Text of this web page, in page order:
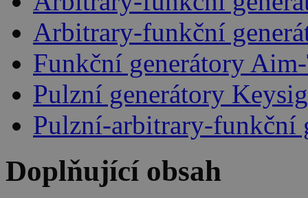
Arbitrary-funkční
Funkční generátory
Pulzní generátory
Pulzní-arbitrary-
Doplňující obsah